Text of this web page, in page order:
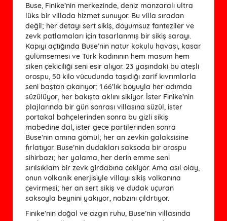
Buse, Finike’nin merkezinde, deniz manzaralı ultra
lüks bir villada hizmet sunuyor. Bu villa sıradan
değil; her detayı sert sikiş, doyumsuz fanteziler ve
zevk patlamaları için tasarlanmış bir sikiş sarayı.
Kapıyı açtığında Buse’nin natur kokulu havası, kasar
gülümsemesi ve Türk kadınının hem masum hem
siken çekiciliği seni esir alıyor. 23 yaşındaki bu ateşli
orospu, 50 kilo vücudunda taşıdığı zarif kıvrımlarla
seni baştan çıkarıyor; 1.66’lık boyuyla her adımda
süzülüyor, her bakışta aklını sikiyor. İster Finike’nin
plajlarında bir gün sonrası villasına süzül, ister
portakal bahçelerinden sonra bu gizli sikiş
mabedine dal, ister gece partilerinden sonra
Buse’nin amına gömül; her an zevkin galaksisine
fırlatıyor. Buse’nin dudakları saksoda bir orospu
sihirbazı; her yalama, her derin emme seni
sırılsıklam bir zevk girdabına çekiyor. Ama asıl olay,
onun volkanik enerjisiyle villayı sikiş volkanına
çevirmesi; her an sert sikiş ve dudak uçuran
saksoyla beynini yakıyor, nabzını çıldrtıyor.
Finike’nin doğal ve azgın ruhu, Buse’nin villasında